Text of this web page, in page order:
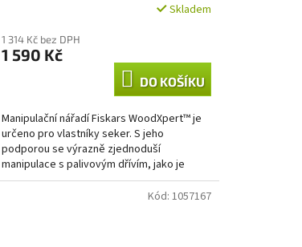
Skladem
1 314 Kč bez DPH
1 590 Kč
DO KOŠÍKU
Manipulační nářadí Fiskars WoodXpert™ je
určeno pro vlastníky seker. S jeho
podporou se výrazně zjednoduší
manipulace s palivovým dřívím, jako je
otáčení,...
Kód: 1057167